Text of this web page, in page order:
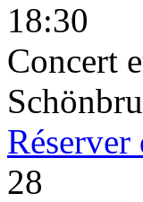
18:30
Concert
Réserver
28